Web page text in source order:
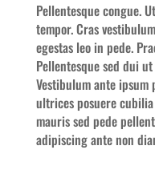
Pellentesque congue.
tempor. Cras
egestas leo in pede.
Pellentesque sed dui
Vestibulum ante
ultrices posuere
mauris sed pede
adipiscing ante non